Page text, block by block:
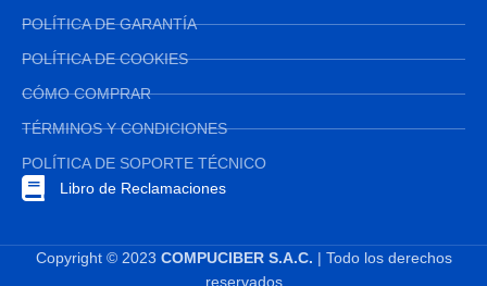
POLÍTICA DE GARANTÍA
POLÍTICA DE COOKIES
CÓMO COMPRAR
TÉRMINOS Y CONDICIONES
POLÍTICA DE SOPORTE TÉCNICO
Libro de Reclamaciones
Copyright © 2023 COMPUCIBER S.A.C. | Todo los derechos
reservados